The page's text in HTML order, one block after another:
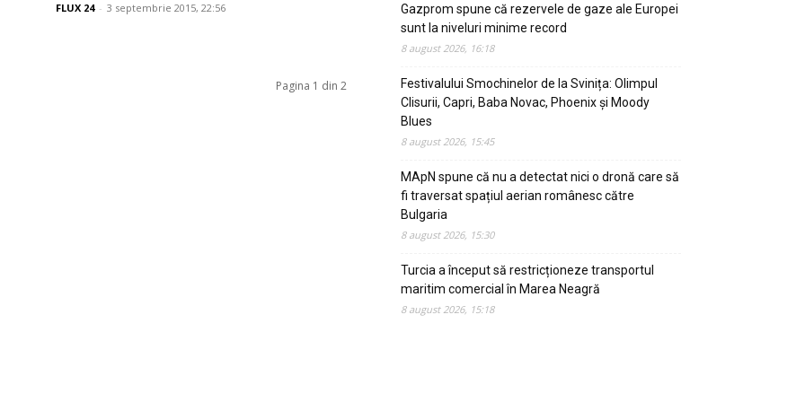
FLUX 24 - 3 septembrie 2015, 22:56
Pagina 1 din 2
Gazprom spune că rezervele de gaze ale Europei
sunt la niveluri minime record
8 august 2026, 16:18
Festivalului Smochinelor de la Svinița: Olimpul
Clisurii, Capri, Baba Novac, Phoenix și Moody
Blues
8 august 2026, 15:45
MApN spune că nu a detectat nici o dronă care să
fi traversat spațiul aerian românesc către
Bulgaria
8 august 2026, 15:30
Turcia a început să restricționeze transportul
maritim comercial în Marea Neagră
8 august 2026, 15:18